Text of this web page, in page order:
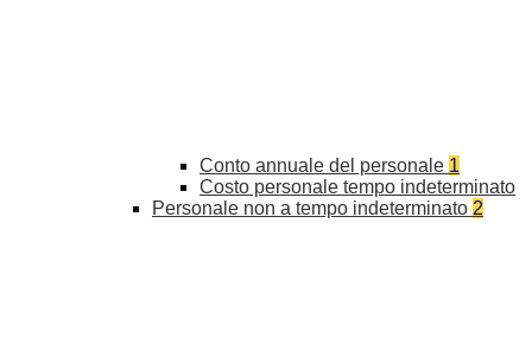
Conto annuale del personale 1
Costo personale tempo indeterminato
Personale non a tempo indeterminato 2